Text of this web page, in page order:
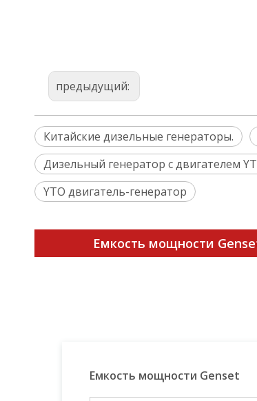
предыдущий:
Китайские дизельные генераторы.
Дизельный генератор с двигателем
YTO двигатель-генератор
Емкость мощности
Емкость мощности Genset